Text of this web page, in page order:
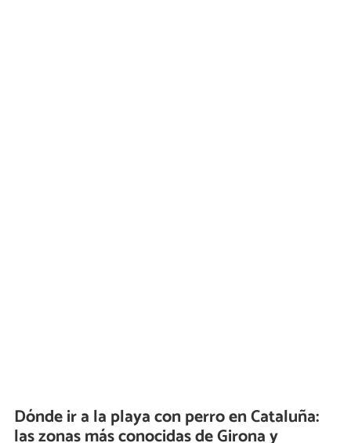
Dónde ir a la playa con perro en Cataluña:
las zonas más conocidas de Girona y